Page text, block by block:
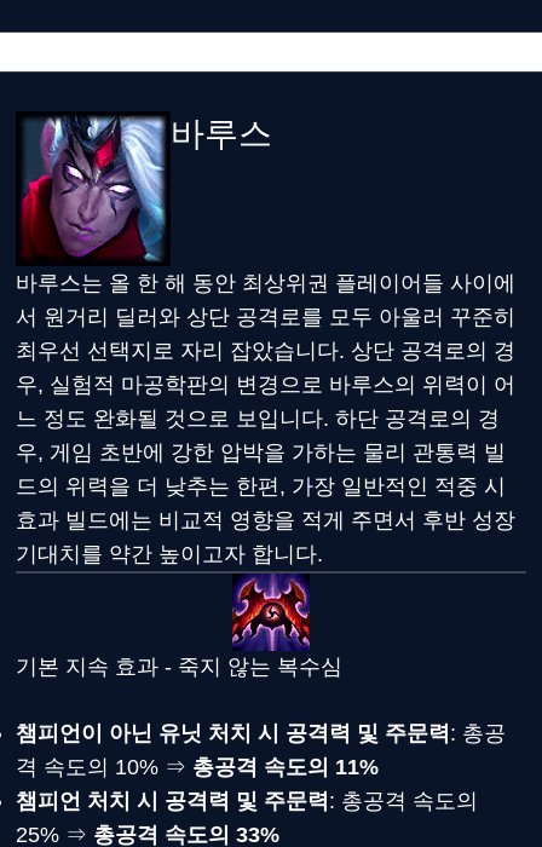
바루스
바루스는 올 한 해 동안 최상위권 플레이어들 사이에
서 원거리 딜러와 상단 공격로를 모두 아울러 꾸준히
최우선 선택지로 자리 잡았습니다. 상단 공격로의 경
우, 실험적 마공학판의 변경으로 바루스의 위력이 어
느 정도 완화될 것으로 보입니다. 하단 공격로의 경
우, 게임 초반에 강한 압박을 가하는 물리 관통력 빌
드의 위력을 더 낮추는 한편, 가장 일반적인 적중 시
효과 빌드에는 비교적 영향을 적게 주면서 후반 성장
기대치를 약간 높이고자 합니다.
기본 지속 효과 - 죽지 않는 복수심
챔피언이 아닌 유닛 처치 시 공격력 및 주문력: 총공
격 속도의 10% ⇒ 총공격 속도의 11%
챔피언 처치 시 공격력 및 주문력: 총공격 속도의
25% ⇒ 총공격 속도의 33%